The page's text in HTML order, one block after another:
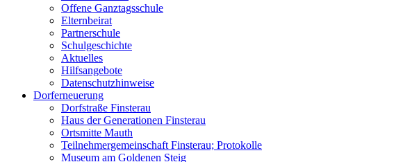
Offene Ganztagsschule
Elternbeirat
Partnerschule
Schulgeschichte
Aktuelles
Hilfsangebote
Datenschutzhinweise
Dorferneuerung
Dorfstraße Finsterau
Haus der Generationen Finsterau
Ortsmitte Mauth
Teilnehmergemeinschaft Finsterau; Protokolle
Museum am Goldenen Steig